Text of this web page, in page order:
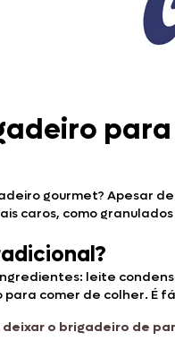
gourmet? Apesar de
caros, como
leite
comer de colher. É
o brigadeiro de